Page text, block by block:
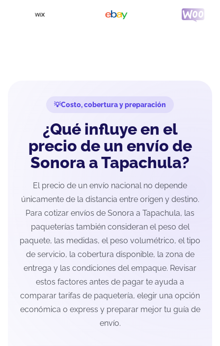
Costo, cobertura y preparación
¿Qué influye en el
precio de un envío de
Sonora a Tapachula?
El precio de un envío nacional no depende
únicamente de la distancia entre origen y destino.
Para cotizar envíos de Sonora a Tapachula, las
paqueterías también consideran el peso del
paquete, las medidas, el peso volumétrico, el tipo
de servicio, la cobertura disponible, la zona de
entrega y las condiciones del empaque. Revisar
estos factores antes de pagar te ayuda a
comparar tarifas de paquetería, elegir una opción
económica o express y preparar mejor tu guía de
envío.